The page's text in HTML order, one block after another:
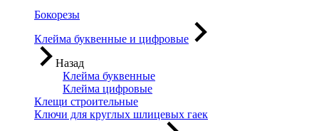
Бокорезы
Клейма буквенные и цифровые
Назад
Клейма буквенные
Клейма цифровые
Клещи строительные
Ключи для круглых шлицевых гаек